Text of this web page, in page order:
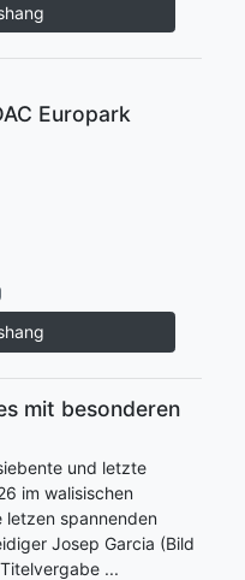
Europark
mit besonderen
und letzte
im walisischen
letzen spannenden
Josep Garcia (Bild
...